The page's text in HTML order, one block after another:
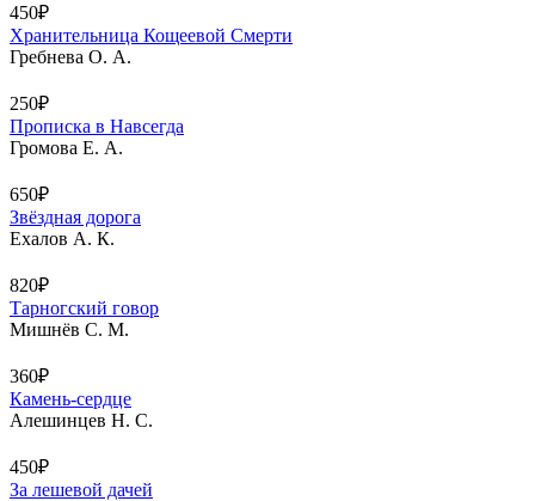
450₽
Хранительница Кощеевой Смерти
Гребнева О. А.
250₽
Прописка в Навсегда
Громова Е. А.
650₽
Звёздная дорога
Ехалов А. К.
820₽
Тарногский говор
Мишнёв С. М.
360₽
Камень-сердце
Алешинцев Н. С.
450₽
За лешевой дачей